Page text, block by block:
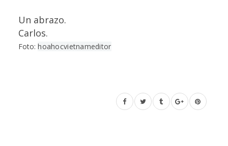
Un abrazo.
Carlos.
Foto: hoahocvietnameditor